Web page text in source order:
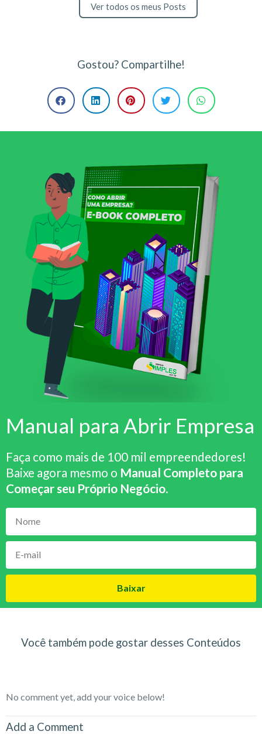
Ver todos os meus Posts
Gostou? Compartilhe!
Manual para Abrir Empresa
Faça como mais de 100 mil empreendedores!
Baixe agora mesmo o Manual Completo para
Começar seu Próprio Negócio.
Baixar
Você também pode gostar desses Conteúdos
No comment yet, add your voice below!
Add a Comment